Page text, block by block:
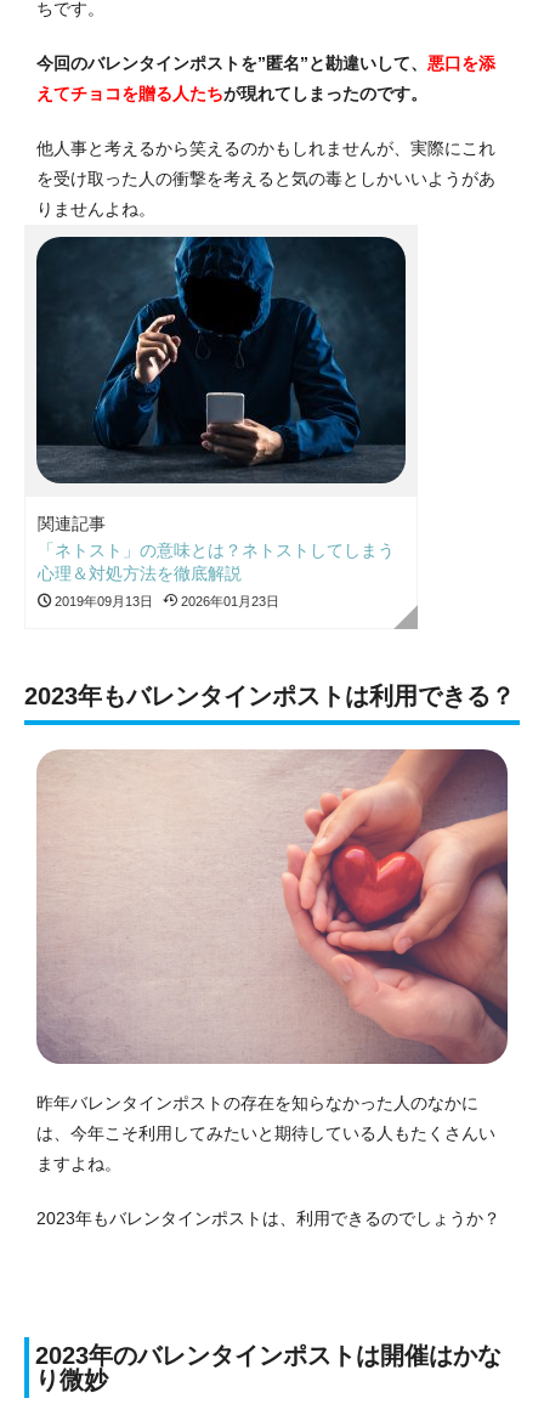
ちです。
今回のバレンタインポストを”匿名”と勘違いして、 悪口を添
えてチョコを贈る人たちが現れてしまったのです。
他人事と考えるから笑えるのかもしれませんが、実際にこれ
を受け取った人の衝撃を考えると気の毒としかいいようがあ
りませんよね。
関連記事
「ネトスト」の意味とは？ネトストしてしまう
心理＆対処方法を徹底解説
2019年09月13日 2026年01月23日
2023年もバレンタインポストは利用できる？
昨年バレンタインポストの存在を知らなかった人のなかに
は、今年こそ利用してみたいと期待している人もたくさんい
ますよね。
2023年もバレンタインポストは、利用できるのでしょうか？
2023年のバレンタインポストは開催はかな
り微妙